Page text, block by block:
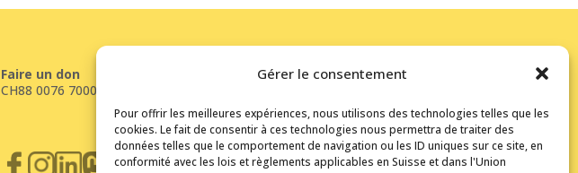
Gérer le consentement
Pour offrir les meilleures expériences, nous utilisons des technologies telles que les
cookies. Le fait de consentir à ces technologies nous permettra de traiter des
données telles que le comportement de navigation ou les ID uniques sur ce site, en
conformité avec les lois et règlements applicables en Suisse et dans l'Union
Faire un don
CH88 0076 7000 S560 6787 8
Kerma bénéficie du soutien de la
Ville de Morgeset de la
Commune de Lully.